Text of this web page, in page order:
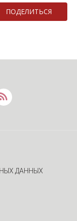
ПОДЕЛИТЬСЯ
ДАННЫХ